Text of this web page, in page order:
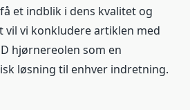
et indblik i dens kvalitet og
vil vi konkludere artiklen med
hjørnereolen som en
løsning til enhver indretning.